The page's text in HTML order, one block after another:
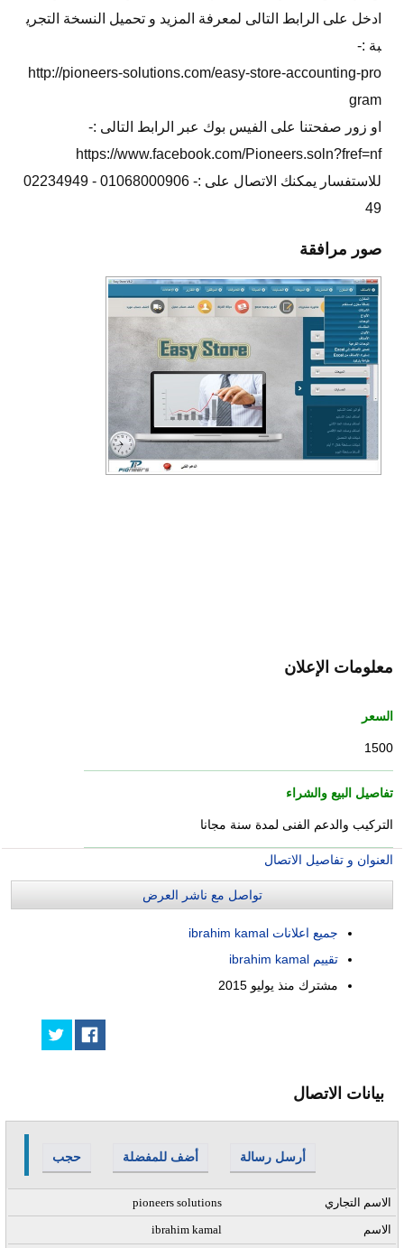
ادخل على الرابط التالى لمعرفة المزيد و تحميل النسخة التجري
بة :-
http://pioneers-solutions.com/easy-store-accounting-pro
gram
او زور صفحتنا على الفيس بوك عبر الرابط التالى :-
https://www.facebook.com/Pioneers.soln?fref=nf
للاستفسار يمكنك الاتصال على :- 01068000906 - 02234949
49
صور مرافقة
معلومات الإعلان
السعر
1500
تفاصيل البيع والشراء
التركيب والدعم الفنى لمدة سنة مجانا
العنوان و تفاصيل الاتصال
تواصل مع ناشر العرض
جميع اعلانات ibrahim kamal
تقييم ibrahim kamal
مشترك منذ يوليو 2015
بيانات الاتصال
حجب أضف للمفضلة أرسل رسالة
pioneers solutions
الاسم التجاري
ibrahim kamal
الاسم